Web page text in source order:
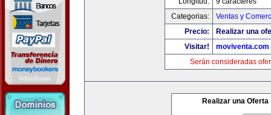
Categorias:
Ventas y
Precio:
Realizar una
Visitar!
moviventa.com
Serán consideradas
Realizar una Oferta